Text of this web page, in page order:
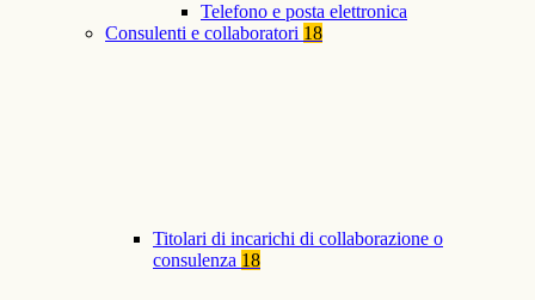
Telefono e posta elettronica
Consulenti e collaboratori 18
Titolari di incarichi di collaborazione o
consulenza 18